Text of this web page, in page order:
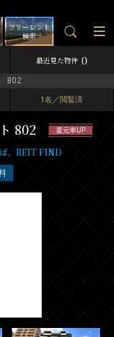
フリーレント
検索
最近見た物件 0
802
1名／閲覧済
802 還元率UP
、REIT FIND